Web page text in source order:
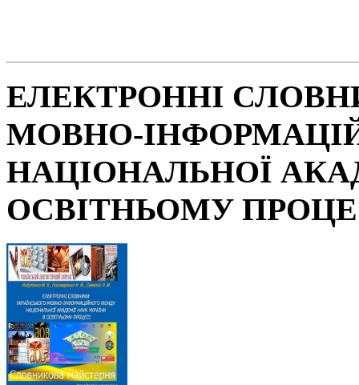
ЕЛЕКТРОННІ
МОВНО-
НАЦІОНАЛЬНОЇ
ОСВІТНЬОМУ